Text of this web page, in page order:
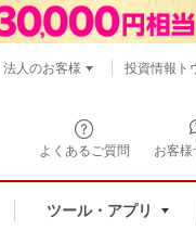
よくあるご質問 お客様
ツール・アプリ
法人のお客様 投資情報ト